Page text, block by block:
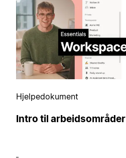
Hjelpedokument
Intro til arbeidsområder